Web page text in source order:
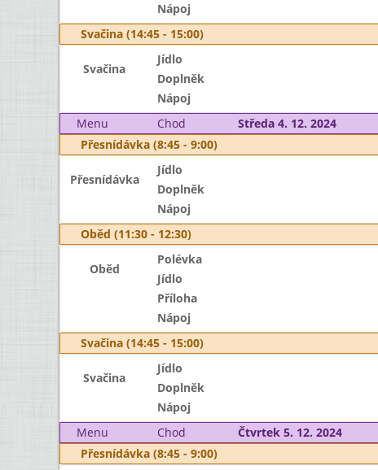
Nápoj
Svačina (14:45 - 15:00)
Svačina
Jídlo
Doplněk
Nápoj
Menu
Chod Středa 4. 12. 2024
Přesnídávka (8:45 - 9:00)
Přesnídávka
Jídlo
Doplněk
Nápoj
Oběd (11:30 - 12:30)
Oběd
Polévka
Jídlo
Příloha
Nápoj
Svačina (14:45 - 15:00)
Svačina
Jídlo
Doplněk
Nápoj
Menu
Chod Čtvrtek 5. 12. 2024
Přesnídávka (8:45 - 9:00)